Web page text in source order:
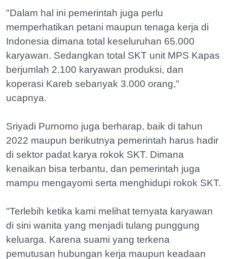
"Dalam hal ini pemerintah juga perlu
memperhatikan petani maupun tenaga kerja di
Indonesia dimana total keseluruhan 65.000
karyawan. Sedangkan total SKT unit MPS Kapas
berjumlah 2.100 karyawan produksi, dan
koperasi Kareb sebanyak 3.000 orang,"
ucapnya.
Sriyadi Purnomo juga berharap, baik di tahun
2022 maupun berikutnya pemerintah harus hadir
di sektor padat karya rokok SKT. Dimana
kenaikan bisa terbantu, dan pemerintah juga
mampu mengayomi serta menghidupi rokok SKT.
"Terlebih ketika kami melihat ternyata karyawan
di sini wanita yang menjadi tulang punggung
keluarga. Karena suami yang terkena
pemutusan hubungan kerja maupun keadaan